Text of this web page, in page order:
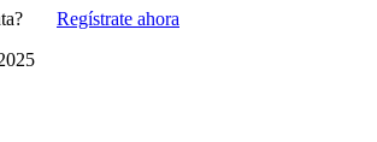
Regístrate ahora